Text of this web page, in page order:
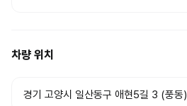
차량 위치
경기 고양시 일산동구 애현5길 3 (풍동)